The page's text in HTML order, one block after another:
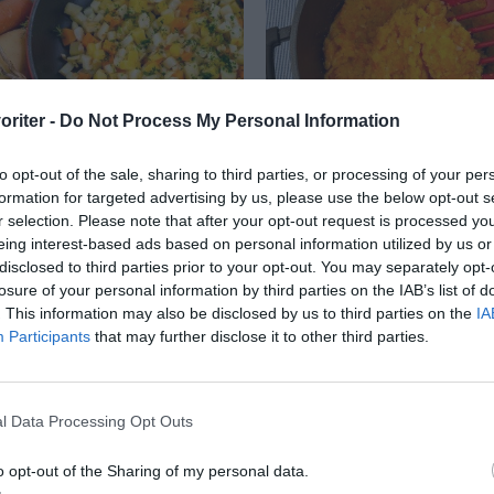
- Do Not Process My Personal Information
opt-out of the sale, sharing to third parties, or processing of your
for targeted advertising by us, please use the below opt-out
selection. Please note that after your opt-out request is processed
interest-based ads based on personal information utilized by us
to third parties prior to your opt-out. You may separately
of your personal information by third parties on the IAB’s list of
This information may also be disclosed by us to third parties on the
Participants that may further disclose it to other third parties.
Data Processing Opt Outs
opt-out of the Sharing of my personal data.
vegetarisk
med rotfrukter som
rotselleri, purjolök
Mos med morötter och
palsternacka
Mos med morötter och
palsternacka är en
rotmos fast med mer
som rotselleri, morot...